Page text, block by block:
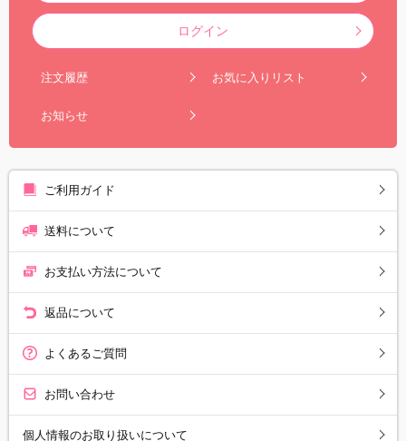
ログイン
注文履歴 お気に入りリスト
お知らせ
ご利用ガイド
送料について
お支払い方法について
返品について
よくあるご質問
お問い合わせ
個人情報のお取り扱いについて